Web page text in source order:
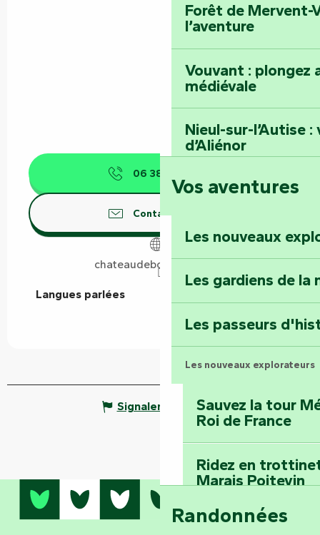
Forêt de Mervent-
l’aventure
Vouvant : plongez
médiévale
Nieul-sur-l’Autise
d’Aliénor
Foussais-Payré :
Faymoreau :
épopée minière
Terre d’étoiles :
Vos aventures
Les nouveaux
Les gardiens de la
Les passeurs
Les nouveaux explorateurs
Sauvez la tour
Roi de France
Ridez en
Marais Poitevin
Embarquez pour
Randonnées
06 38 86 30
Contactez-nous
chateaudebourneau.com
Langues parlées
Langues parlées
Signaler une erreur